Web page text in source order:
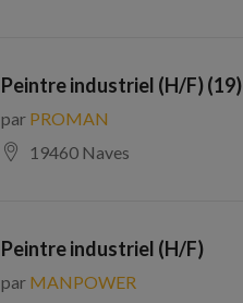
Peintre industriel (H/F) (19)
par PROMAN
19460 Naves
Peintre industriel (H/F)
par MANPOWER